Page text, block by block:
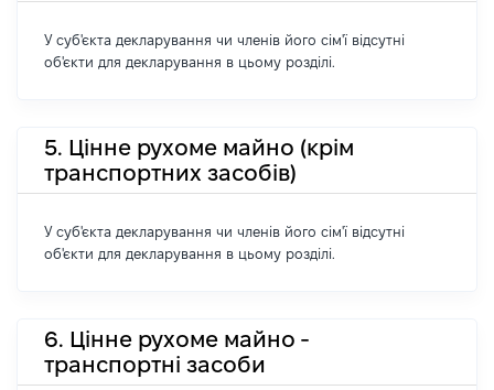
У суб'єкта декларування чи членів його сім'ї відсутні
об'єкти для декларування в цьому розділі.
5. Цінне рухоме майно (крім
транспортних засобів)
У суб'єкта декларування чи членів його сім'ї відсутні
об'єкти для декларування в цьому розділі.
6. Цінне рухоме майно -
транспортні засоби